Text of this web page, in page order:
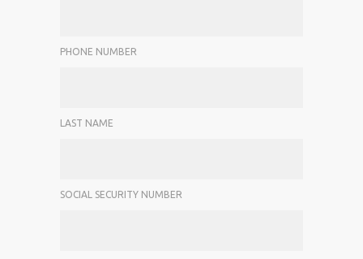
PHONE NUMBER
LAST NAME
SOCIAL SECURITY NUMBER